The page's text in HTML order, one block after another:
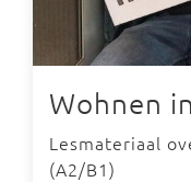
Wohnen
Lesmateriaal
(A2/B1)